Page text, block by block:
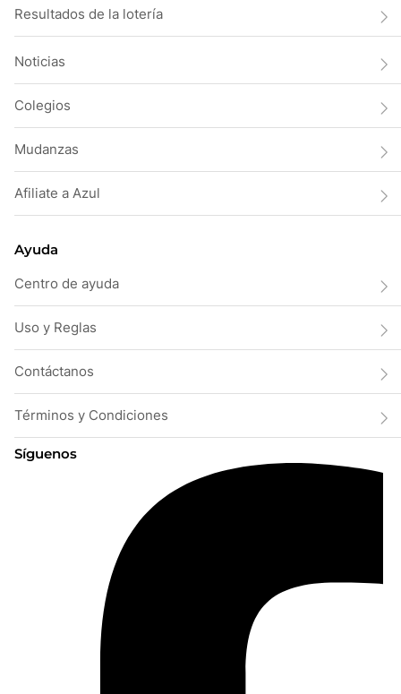
Resultados de la lotería
Noticias
Colegios
Mudanzas
Afiliate a Azul
Ayuda
Centro de ayuda
Uso y Reglas
Contáctanos
Términos y Condiciones
Síguenos